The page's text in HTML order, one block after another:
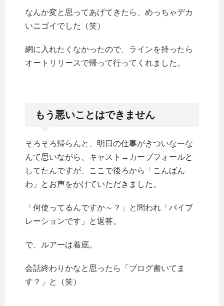
なんか変と思ってあげてきたら、めっちゃデカ
いニゴイでした（笑）
網に入れたくなかったので、ラインを持ったら
オートリリースで帰って行ってくれました。
もう悪いことはできません
そろそろ帰らんと、明日の仕事がきついなーな
んて思いながら、キャスト→カーブフォールと
してたんですが、ここで後ろから「こんばん
わ」とお声をかけていただきました。
「何使ってるんですか～？」と問われ「バイブ
レーションです」と返答。
で、ルアーは着底。
会話終わりかなと思ったら「ブログ書いてま
す？」と（笑）